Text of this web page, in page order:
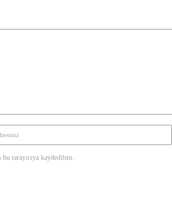
tarayıcıya kaydedilsin.